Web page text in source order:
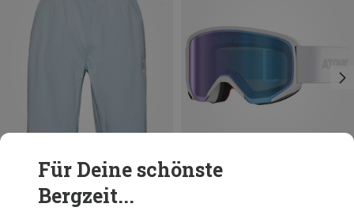
Du sparst 32%
Für Deine schönste
Bergzeit...